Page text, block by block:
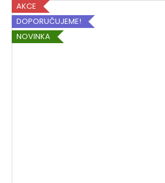
AKCE
DOPORUČUJEME!
NOVINKA